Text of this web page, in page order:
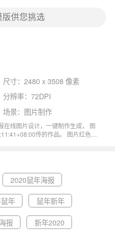
尺寸：2480 x 3508 像素
分辨率：72DPI
场景：图片制作
线图片设计，一键制作生成， 图
传的作品。 图片红色创
专题2020鼠年, 鼠年2020, 2020
2020鼠年海报
年 鼠年新年
报 新年2020